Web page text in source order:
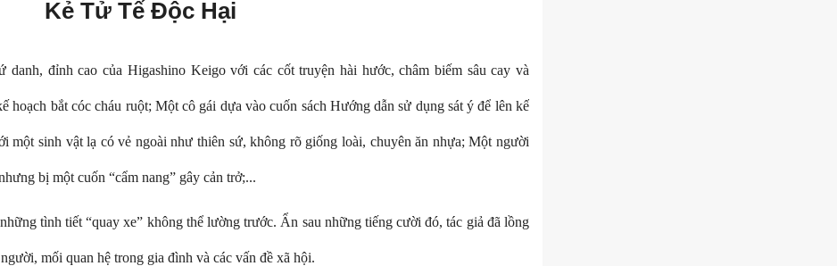
Kẻ Tử Tế Độc Hại
danh, đỉnh cao của Higashino Keigo với các cốt truyện hài hước, châm biếm sâu cay và
bắt cóc cháu ruột; Một cô gái dựa vào cuốn sách Hướng dẫn sử dụng sát ý để lên kế
một sinh vật lạ có vẻ ngoài như thiên sứ, không rõ giống loài, chuyên ăn nhựa; Một người
bị một cuốn “cẩm nang” gây cản trở;...
tình tiết “quay xe” không thể lường trước. Ẩn sau những tiếng cười đó, tác giả đã lồng
mối quan hệ trong gia đình và các vấn đề xã hội.